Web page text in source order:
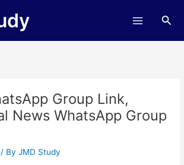
Group Link,
News WhatsApp Group
/ ByJMD Study